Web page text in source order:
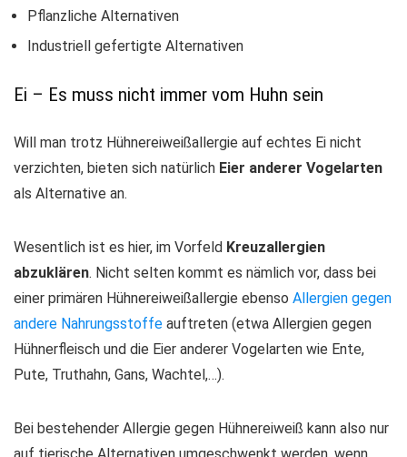
Pflanzliche Alternativen
Industriell gefertigte Alternativen
Ei – Es muss nicht immer vom Huhn sein
Will man trotz Hühnereiweißallergie auf echtes Ei nicht
verzichten, bieten sich natürlich Eier anderer Vogelarten
als Alternative an.
Wesentlich ist es hier, im Vorfeld Kreuzallergien
abzuklären. Nicht selten kommt es nämlich vor, dass bei
einer primären Hühnereiweißallergie ebenso Allergien gegen
andere Nahrungsstoffe auftreten (etwa Allergien gegen
Hühnerfleisch und die Eier anderer Vogelarten wie Ente,
Pute, Truthahn, Gans, Wachtel,…).
Bei bestehender Allergie gegen Hühnereiweiß kann also nur